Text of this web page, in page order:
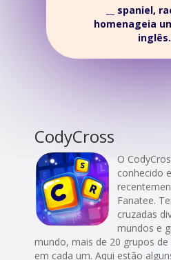
__ spaniel,
homenageia
inglês.
CodyCross
O
conhecido
Fanatee.
cruzadas
mundos e
mundo, mais de 20 grupos
em cada um. Aqui estão